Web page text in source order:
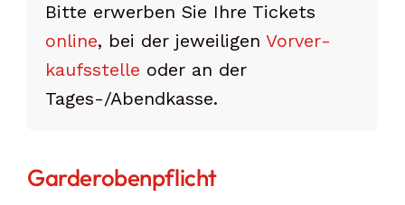
Bitte erwerben Sie Ihre Tickets
online, bei der jeweiligen Vorver­
kaufs­stelle oder an der
Tages-/Abend­kasse.
Garderobenpflicht